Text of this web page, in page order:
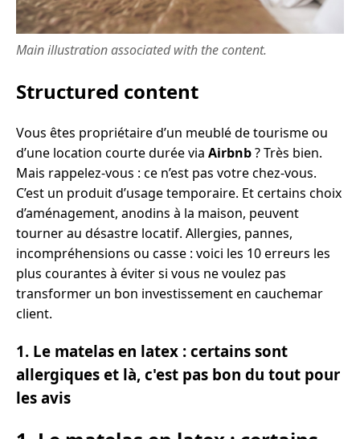
Main illustration associated with the content.
Structured content
Vous êtes propriétaire d’un meublé de tourisme ou
d’une location courte durée via Airbnb? Très bien.
Mais rappelez-vous : ce n’est pas votre chez-vous.
C’est un produit d’usage temporaire. Et certains choix
d’aménagement, anodins à la maison, peuvent
tourner au désastre locatif. Allergies, pannes,
incompréhensions ou casse : voici les 10 erreurs les
plus courantes à éviter si vous ne voulez pas
transformer un bon investissement en cauchemar
client.
1. Le matelas en latex : certains sont
allergiques et là, c'est pas bon du tout pour
les avis